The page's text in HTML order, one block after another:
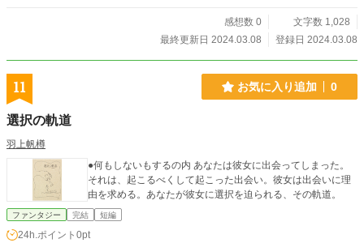
感想数 0
文字数 1,028
最終更新日 2024.03.08
登録日 2024.03.08
11 お気に入り追加 0
選択の軌道
羽上帆樽
●何もしないもするの内 あなたは彼女に出会ってしまった。
それは、起こるべくして起こった出会い。彼女は出会いに理
由を求める。あなたが彼女に選択を迫られる、その軌道。
ファンタジー 完結 短編
24h.ポイント 0pt